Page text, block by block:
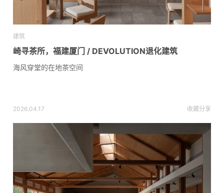
建筑
崎寻茶所，福建厦门 / DEVOLUTION退化建筑
海风穿堂的在地茶空间
2026.04.17 收藏分享